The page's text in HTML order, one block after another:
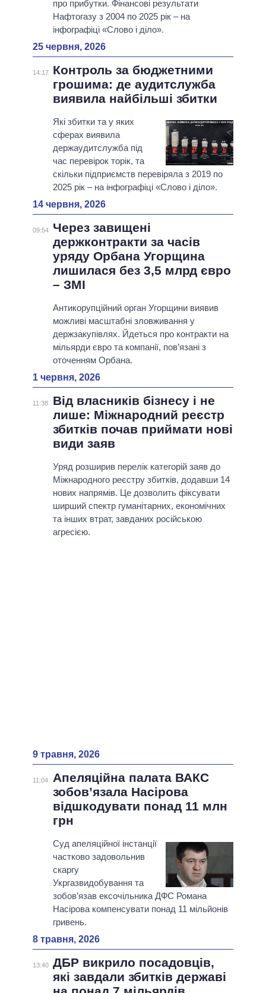
про прибутки. Фінансові результати
Нафтогазу з 2004 по 2025 рік – на
інфографіці «Слово і діло».
25 червня, 2026
14:17
Контроль за бюджетними
грошима: де аудитслужба
виявила найбільші збитки
Які збитки та у яких
сферах виявила
держаудитслужба під
час перевірок торік, та
скільки підприємств перевіряла з 2019 по
2025 рік – на інфографіці «Слово і діло».
14 червня, 2026
09:54
Через завищені
держконтракти за часів
уряду Орбана Угорщина
лишилася без 3,5 млрд євро
– ЗМІ
Антикорупційний орган Угорщини виявив
можливі масштабні зловживання у
держзакупівлях. Йдеться про контракти на
мільярди євро та компанії, пов’язані з
оточенням Орбана.
1 червня, 2026
11:38
Від власників бізнесу і не
лише: Міжнародний реєстр
збитків почав приймати нові
види заяв
Уряд розширив перелік категорій заяв до
Міжнародного реєстру збитків, додавши 14
нових напрямів. Це дозволить фіксувати
ширший спектр гуманітарних, економічних
та інших втрат, завданих російською
агресією.
9 травня, 2026
11:04
Апеляційна палата ВАКС
зобов’язала Насірова
відшкодувати понад 11 млн
грн
Суд апеляційної інстанції
частково задовольнив
скаргу
Укргазвидобування та
зобов’язав ексочільника ДФС Романа
Насірова компенсувати понад 11 мільйонів
гривень.
8 травня, 2026
13:40 ДБР викрило посадовців,
які завдали збитків державі